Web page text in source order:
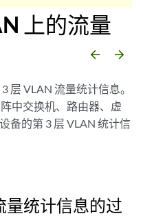
上的流量
arrow_backward arrow_forward
层 VLAN 流量统计信息。
中交换机、路由器、虚
备的第 3 层 VLAN 统计信
量统计信息的过